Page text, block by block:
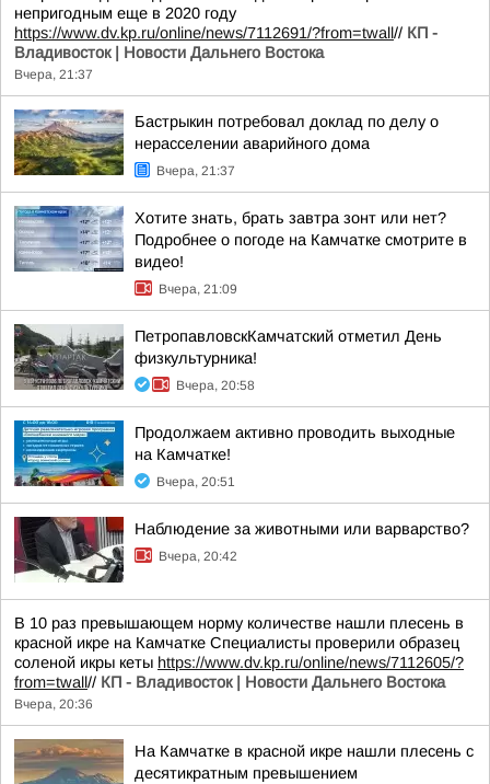
непригодным еще в 2020 году
https://www.dv.kp.ru/online/news/7112691/?from=twall// КП -
Владивосток | Новости Дальнего Востока
Вчера, 21:37
Бастрыкин потребовал доклад по делу о
нерасселении аварийного дома
Вчера, 21:37
Хотите знать, брать завтра зонт или нет?
Подробнее о погоде на Камчатке смотрите в
видео!
Вчера, 21:09
ПетропавловскКамчатский отметил День
физкультурника!
Вчера, 20:58
Продолжаем активно проводить выходные
на Камчатке!
Вчера, 20:51
Наблюдение за животными или варварство?
Вчера, 20:42
В 10 раз превышающем норму количестве нашли плесень в
красной икре на Камчатке Специалисты проверили образец
соленой икры кеты https://www.dv.kp.ru/online/news/7112605/?
from=twall// КП - Владивосток | Новости Дальнего Востока
Вчера, 20:36
На Камчатке в красной икре нашли плесень с
десятикратным превышением